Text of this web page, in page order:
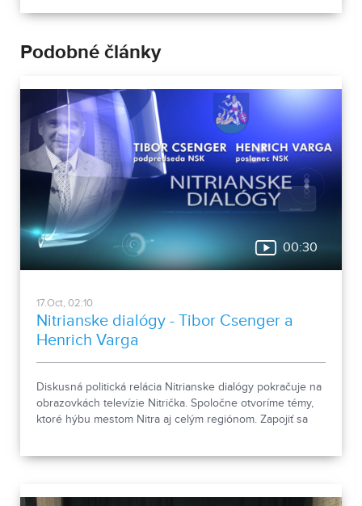
Podobné články
00:30
17.Oct, 02:10
Nitrianske dialógy - Tibor Csenger a
Henrich Varga
Diskusná politická relácia Nitrianske dialógy pokračuje na
obrazovkách televízie Nitrička. Spoločne otvoríme témy,
ktoré hýbu mestom Nitra aj celým regiónom. Zapojiť sa